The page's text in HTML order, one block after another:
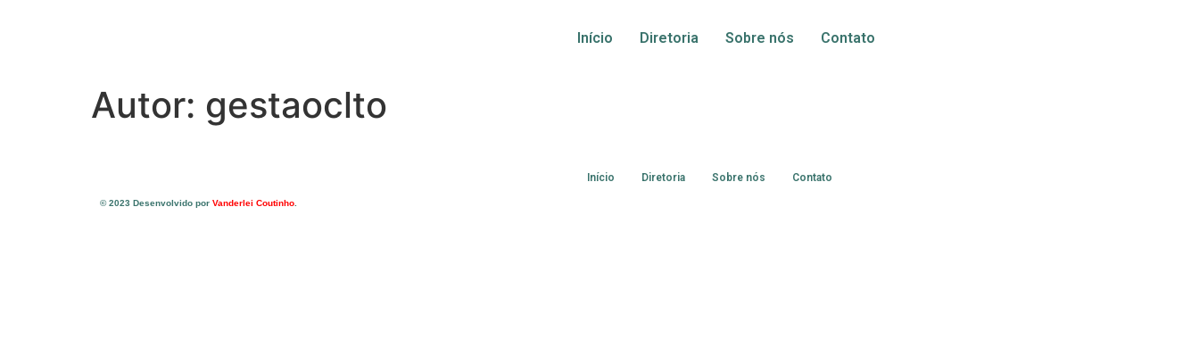
Início Diretoria Sobre nós Contato
Autor: gestaoclto
Início Diretoria Sobre nós Contato
© 2023 Desenvolvido por Vanderlei Coutinho